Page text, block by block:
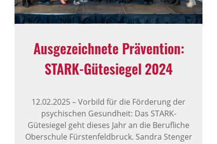
Ausge­zeich­nete Präven­tion:
STARK-​Gütesiegel 2024
12.02.2025–Vorbild für die Förderung der
psychischen Gesundheit: Das STARK-
Gütesiegel geht dieses Jahr an die Berufliche
Oberschule Fürstenfeldbruck. Sandra Stenger